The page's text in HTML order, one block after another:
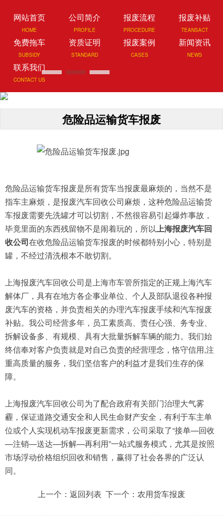
网站首页
HOME
公司简介
PROFILE
报废流程
PROCEDURE
报废补贴
TEANSACT
免费拖车
SUBSIDY
资质证明
STANDARD
报废案例
CASES
新闻资讯
NEWS
联系我们
CONTACT US
危险品运输货车报废
危险品运输货车报废是所有货车当报废最麻烦的，当然不是
指车主麻烦，是报废汽车回收公司麻烦，这种危险品运输货
车报废需要先洗罐才可以切割，不然很容易引起爆炸事故，
毕竟里面的东西残留物不是闹着玩的，所以上海报废汽车回
收公司在收危险品运输货车报废的时候都特别小心，特别是
罐，不经过清洗根本不敢切割。
上海报废汽车回收公司是上海市车管所指定的正规上海汽车
解体厂，具有在地方各企事业单位、个人及部队退役各种报
废汽车的资格，并负责相关的办理汽车报废手续和汽车报废
补贴。我公司经营多年，员工素质高、责任心强、务专业、
拆解设备多、有规模、具有大批量拆解车辆的能力。我们始
终信奉对客户负责就是对自己负责的经营理念，恪守信用,注
重高质量的服务，我们坚信客户的利益才是我们生存的保
障。
上海报废汽车回收公司为了配合政府有关部门治理大气雾
霾，保证道路交通安全和人民生命财产安全，有利于车主单
位或个人实现机动车报废更新需求，公司采取了“接单—回收
—注销—送达—拆解—再利用”一站式服务模式，尤其是按照
市场浮动价格组织回收和销售，赢得了社会各界的广泛认
同。
上一个： 返回列表 下一个： 农用货车报废